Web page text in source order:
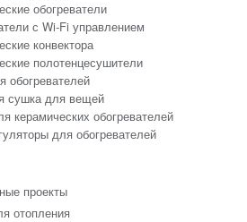
обогреватели
с Wi-Fi управлением
конвектора
полотенцесушители
обогревателей
сушка для вещей
керамических обогревателей
для обогревателей
проекты
отопления